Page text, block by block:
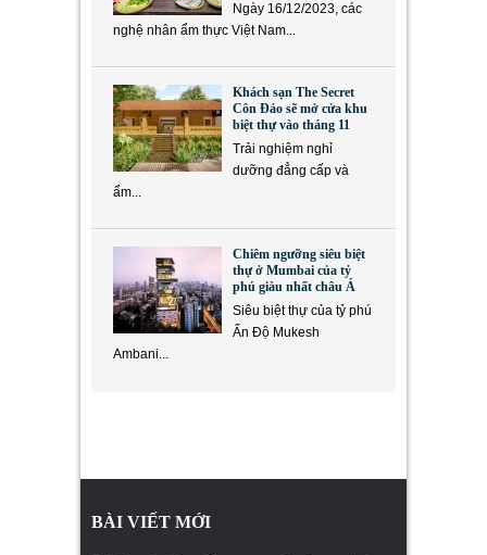
Ngày 16/12/2023, các
nghệ nhân ẩm thực Việt Nam...
Khách sạn The Secret
Côn Đảo sẽ mở cửa khu
biệt thự vào tháng 11
Trải nghiệm nghỉ
dưỡng đẳng cấp và
ẩm...
Chiêm ngưỡng siêu biệt
thự ở Mumbai của tỷ
phú giàu nhất châu Á
Siêu biệt thự của tỷ phú
Ấn Độ Mukesh
Ambani...
BÀI VIẾT MỚI